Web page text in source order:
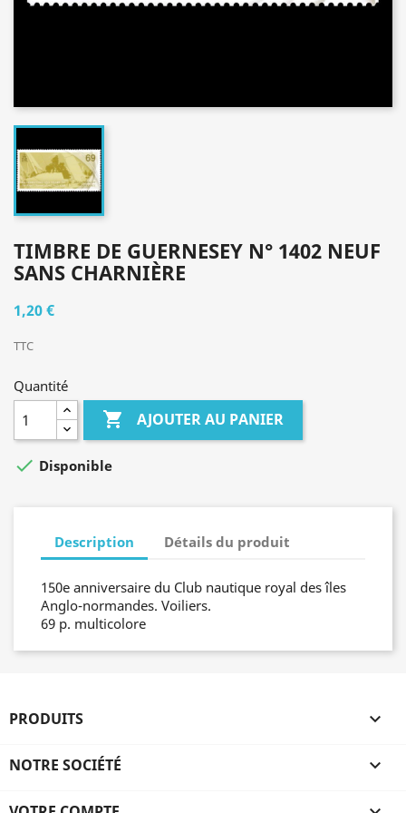
TIMBRE DE GUERNESEY N° 1402 NEUF
SANS CHARNIÈRE
1,20 €
TTC
Quantité
 AJOUTER AU PANIER
 Disponible
Description Détails du produit
150e anniversaire du Club nautique royal des îles
Anglo-normandes. Voiliers.
69 p. multicolore
PRODUITS 
NOTRE SOCIÉTÉ 